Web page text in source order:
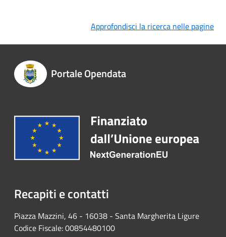
Approfondisci la ricerca nelle pagine
Portale Opendata
Recapiti e contatti
Piazza Mazzini, 46 - 16038 - Santa Margherita Ligure
Codice Fiscale: 00854480100